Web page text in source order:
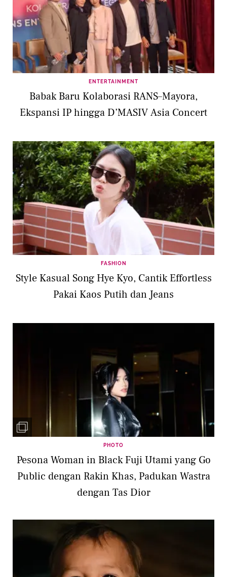
ENTERTAINMENT
Babak Baru Kolaborasi RANS–Mayora,
Ekspansi IP hingga D’MASIV Asia Concert
FASHION
Style Kasual Song Hye Kyo, Cantik Effortless
Pakai Kaos Putih dan Jeans
PHOTO
Pesona Woman in Black Fuji Utami yang Go
Public dengan Rakin Khas, Padukan Wastra
dengan Tas Dior